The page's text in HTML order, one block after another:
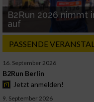
B2Run 2026 nimmt
auf
PASSENDE
16. September 2026
B2Run Berlin
Jetzt anmelden!
9. September 2026